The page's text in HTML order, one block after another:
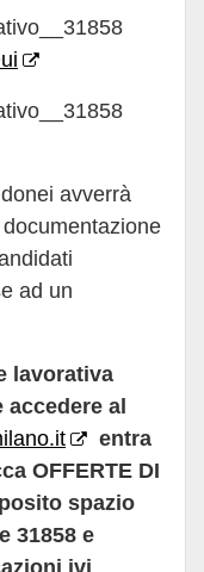
avverrà
ad un
lavorativa
al
entra
OFFERTE DI
spazio
31858 e
ivi